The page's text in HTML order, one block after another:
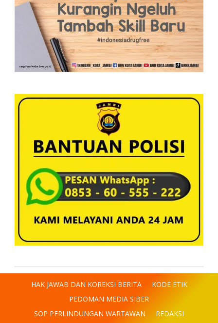
HAK JAWAB DAN KOREKSI BERITA
KODE ETIK
PEDOMAN MEDIA SIBER
SOP PERLINDUNGAN WARTAWAN
REDAKSI